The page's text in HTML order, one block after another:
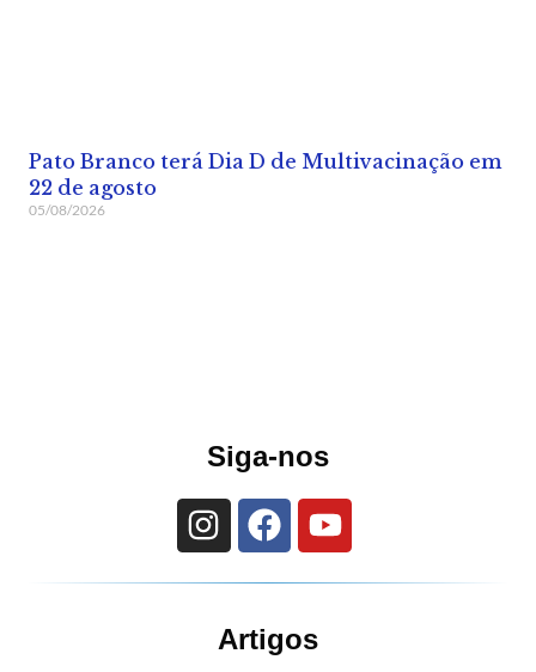
Pato Branco terá Dia D de Multivacinação em
22 de agosto
05/08/2026
Siga-nos
Artigos